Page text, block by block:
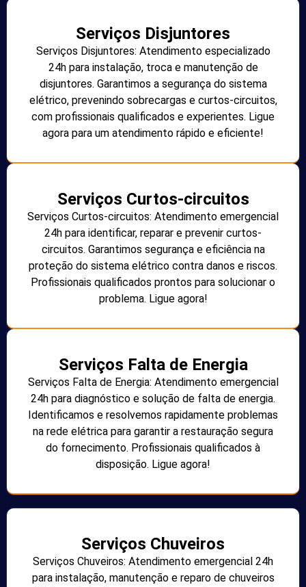
Serviços Disjuntores
Serviços Disjuntores: Atendimento especializado
24h para instalação, troca e manutenção de
disjuntores. Garantimos a segurança do sistema
elétrico, prevenindo sobrecargas e curtos-circuitos,
com profissionais qualificados e experientes. Ligue
agora para um atendimento rápido e eficiente!
Serviços Curtos-circuitos
Serviços Curtos-circuitos: Atendimento emergencial
24h para identificar, reparar e prevenir curtos-
circuitos. Garantimos segurança e eficiência na
proteção do sistema elétrico contra danos e riscos.
Profissionais qualificados prontos para solucionar o
problema. Ligue agora!
Serviços Falta de Energia
Serviços Falta de Energia: Atendimento emergencial
24h para diagnóstico e solução de falta de energia.
Identificamos e resolvemos rapidamente problemas
na rede elétrica para garantir a restauração segura
do fornecimento. Profissionais qualificados à
disposição. Ligue agora!
Serviços Chuveiros
Serviços Chuveiros: Atendimento emergencial 24h
para instalação, manutenção e reparo de chuveiros